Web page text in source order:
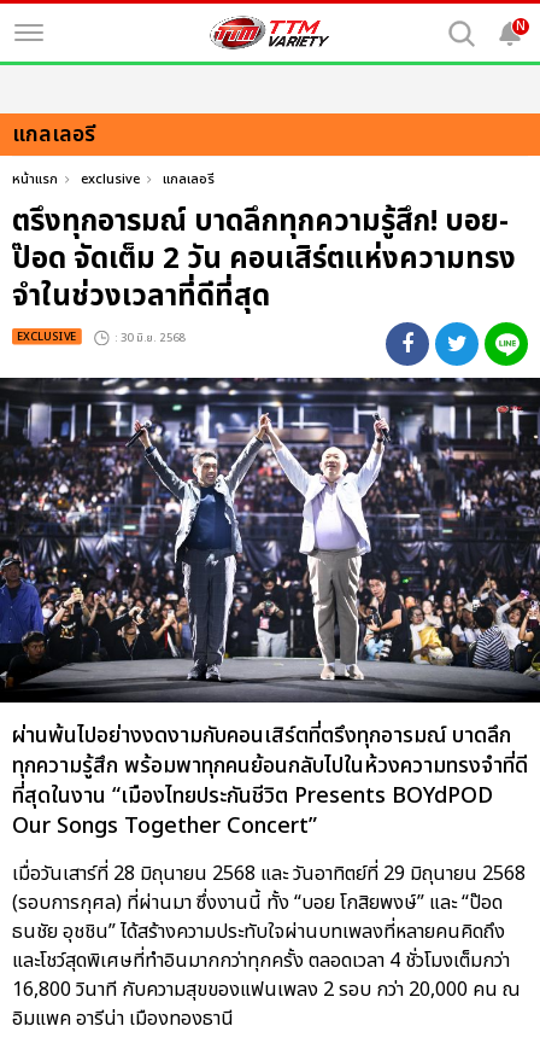
N
แกลเลอรี
หน้าแรก exclusive แกลเลอรี
ตรึงทุกอารมณ์ บาดลึกทุกความรู้สึก! บอย-
ป๊อด จัดเต็ม 2 วัน คอนเสิร์ตแห่งความทรง
จำในช่วงเวลาที่ดีที่สุด
EXCLUSIVE : 30 มิ.ย. 2568
ผ่านพ้นไปอย่างงดงามกับคอนเสิร์ตที่ตรึงทุกอารมณ์ บาดลึก
ทุกความรู้สึก พร้อมพาทุกคนย้อนกลับไปในห้วงความทรงจำที่ดี
ที่สุดในงาน “เมืองไทยประกันชีวิต Presents BOYdPOD
Our Songs Together Concert”
เมื่อวันเสาร์ที่ 28 มิถุนายน 2568 และ วันอาทิตย์ที่ 29 มิถุนายน 2568
(รอบการกุศล) ที่ผ่านมา ซึ่งงานนี้ ทั้ง “บอย โกสิยพงษ์” และ “ป๊อด
ธนชัย อุชชิน” ได้สร้างความประทับใจผ่านบทเพลงที่หลายคนคิดถึง
และโชว์สุดพิเศษที่ทำอินมากกว่าทุกครั้ง ตลอดเวลา 4 ชั่วโมงเต็มกว่า
16,800 วินาที กับความสุขของแฟนเพลง 2 รอบ กว่า 20,000 คน ณ
อิมแพค อารีน่า เมืองทองธานี